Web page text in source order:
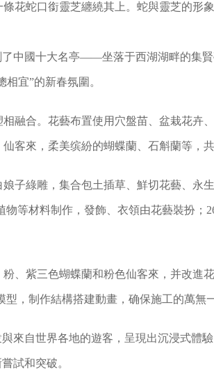
花蛇口銜靈芝纏繞其上。蛇與靈芝的形
中國十大名亭——坐落于西湖湖畔的集
宜”的新春氛圍。
融合。花藝布置使用穴盤苗、盆栽花卉
客來，柔美缤紛的蝴蝶蘭、石斛蘭等，共
子綠雕，集合包土插草、鮮切花藝、永
等材料制作，發飾、衣領由花藝裝扮；
、紫三色蝴蝶蘭和粉色仙客來，并改進
，制作結構搭建動畫，确保施工的萬無
來自世界各地的遊客，呈現出沉浸式體
試和突破。